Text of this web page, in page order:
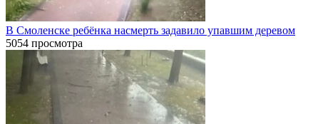
В Смоленске ребёнка насмерть задавило упавшим деревом
5054 просмотра